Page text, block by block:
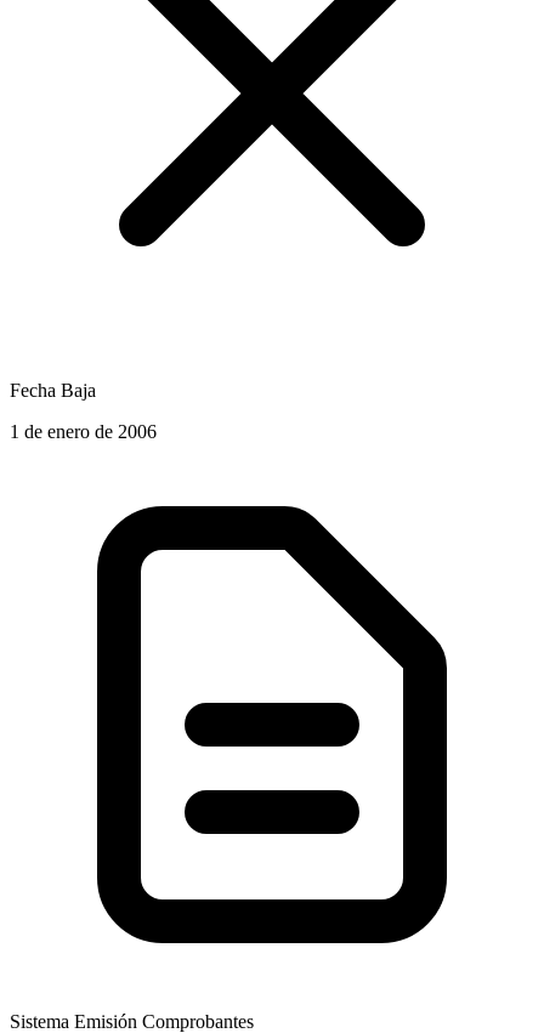
Fecha Baja
1 de enero de 2006
Sistema Emisión Comprobantes